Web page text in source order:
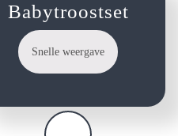
Babytroostset
€24.95
Snelle weergave